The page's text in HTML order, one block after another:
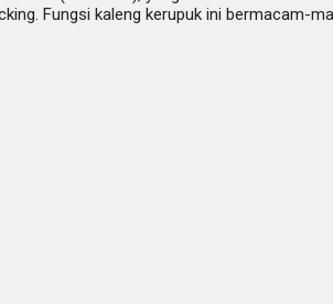
Fungsi kaleng kerupuk ini bermacam-